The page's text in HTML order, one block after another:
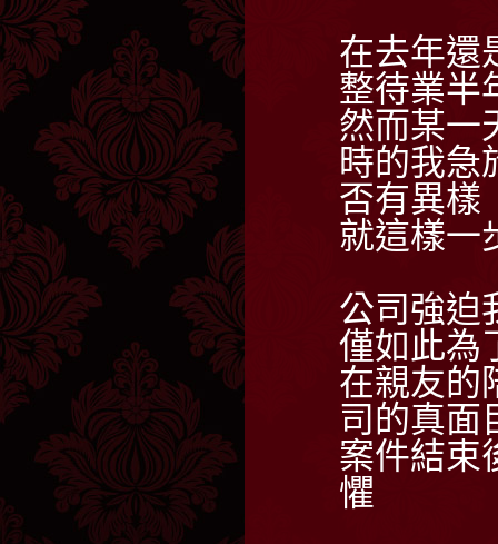
在去年還
整待業半
然而某一
時的我急
否有異樣
就這樣一
公司強迫
僅如此為
在親友的
司的真面
案件結束
懼